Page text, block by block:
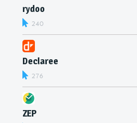
rydoo
240
Declaree
276
ZEP